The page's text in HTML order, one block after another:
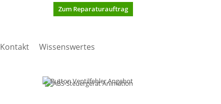
Zum Reparaturauftrag
Kontakt Wissenswertes